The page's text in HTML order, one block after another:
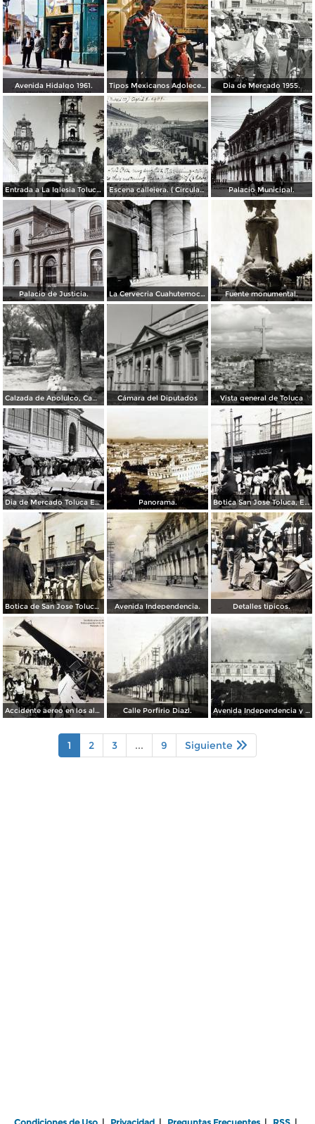
Avenida Hidalgo 1961. Tipos Mexicanos Adolecente 1961. Dia de Mercado 1955.
Entrada a La Iglesia Toluca, Edo de México 1955. Escena callejera. ( Circulada el 8 de Abril de 1908 ). Palacio Municipal.
Palacio de Justicia. La Cervecria Cuahutemoc en Toluca, Edo de México ( Fechada el 2 de Mayo de 1957 ). Fuente monumental.
Calzada de Apolulco, Camino Toluca - Ciudad de México Cámara del Diputados Vista general de Toluca
Dia de Mercado Toluca Estado de México. Panorama. Botica San Jose Toluca, Edo de México 1909.
Botica de San Jose Toluca, Edo de México 1909. Avenida Independencia. Detalles tipicos.
Accidente aereo en los alrededores de Toluca acaecido el dia 28 de Marzo de 1928 Muriendo 3 Americanos. Calle Porfirio Diazl. Avenida Independencia y Jardin de Los martires.
1 2 3 ... 9 Siguiente
Condiciones de Uso | Privacidad | Preguntas Frecuentes | RSS |